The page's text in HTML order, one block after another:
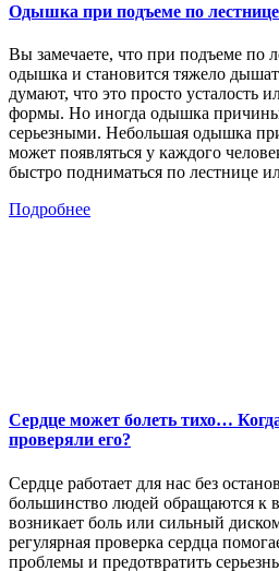
Одышка при подъеме по
Вы замечаете, что при подъеме по
одышка и становится тяжело
думают, что это просто усталость
формы. Но иногда одышка причины
серьезными. Небольшая одышка
может появляться у каждого
быстро подниматься по лестнице
Подробнее
Сердце может болеть тихо…
проверяли его?
Сердце работает для нас без
большинство людей обращаются к
возникает боль или сильный
регулярная проверка сердца
проблемы и предотвратить